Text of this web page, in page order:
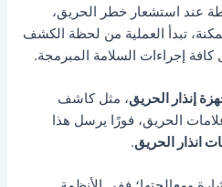
عند استشعار خطر الحريق،
تبدأ العملية من لحظة الكشف
إجراءات السلامة المبرمجة.
إنذار الحريق، مثل كاشف
الحريق، فورًا يرسل هذا
انذار الحريق.